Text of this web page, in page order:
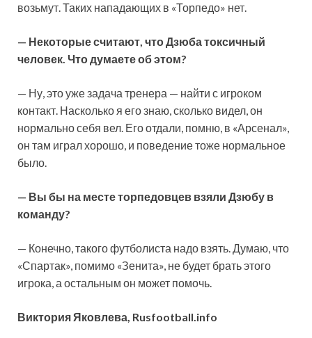
возьмут. Таких нападающих в «Торпедо» нет.
— Некоторые считают, что Дзюба токсичный
человек. Что думаете об этом?
— Ну, это уже задача тренера — найти с игроком
контакт. Насколько я его знаю, сколько видел, он
нормально себя вел. Его отдали, помню, в «Арсенал»,
он там играл хорошо, и поведение тоже нормальное
было.
— Вы бы на месте торпедовцев взяли Дзюбу в
команду?
— Конечно, такого футболиста надо взять. Думаю, что
«Спартак», помимо «Зенита», не будет брать этого
игрока, а остальным он может помочь.
Виктория Яковлева, Rusfootball.info